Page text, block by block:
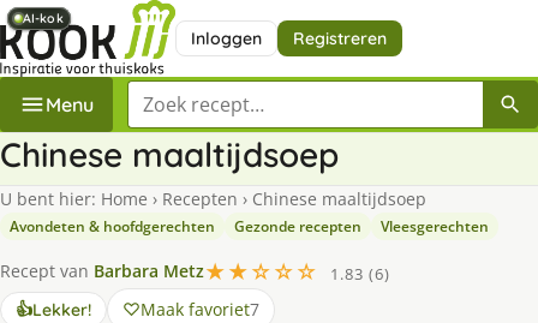
Inloggen Registreren
Menu Zoek een recept
Chinese maaltijdsoep
U bent hier: Home › Recepten › Chinese maaltijdsoep
Avondeten & hoofdgerechten Gezonde recepten Vleesgerechten
Recept van Barbara Metz★★☆☆☆
1.83 (6)
👍Lekker! Maak favoriet7
AI-kok
AI-kok
AI-kok
AI-kok